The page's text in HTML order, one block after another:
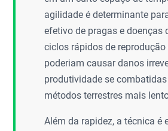
agilidade é determinante
efetivo de pragas e doenças
ciclos rápidos de reprodução
poderiam causar danos
produtividade se
métodos terrestres mais
Além da rapidez, a técnica é